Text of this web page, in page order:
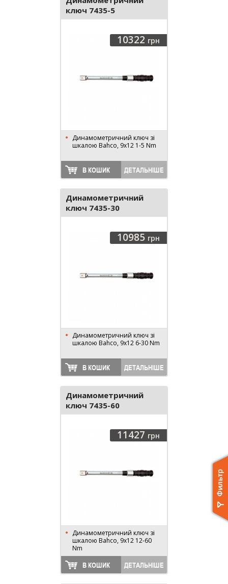
ключ 7435-5
10322 грн
Динамометричний ключ зі
шкалою Bahco, 9x12 1-5 Nm
В КОШИК ДЕТАЛЬНІШЕ
Динамометричний
ключ 7435-30
10985 грн
Динамометричний ключ зі
шкалою Bahco, 9x12 6-30 Nm
В КОШИК ДЕТАЛЬНІШЕ
Динамометричний
ключ 7435-60
11427 грн
Динамометричний ключ зі
шкалою Bahco, 9x12 12-60
Nm
В КОШИК ДЕТАЛЬНІШЕ